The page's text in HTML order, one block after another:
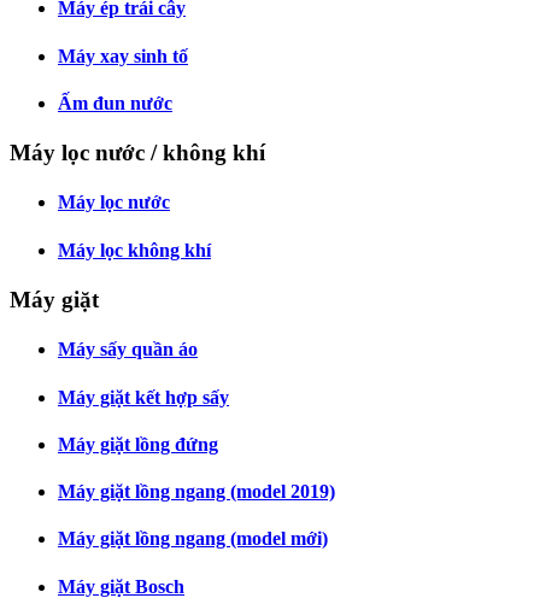
Máy ép trái cây
Máy xay sinh tố
Ấm đun nước
Máy lọc nước / không khí
Máy lọc nước
Máy lọc không khí
Máy giặt
Máy sấy quần áo
Máy giặt kết hợp sấy
Máy giặt lồng đứng
Máy giặt lồng ngang (model 2019)
Máy giặt lồng ngang (model mới)
Máy giặt Bosch